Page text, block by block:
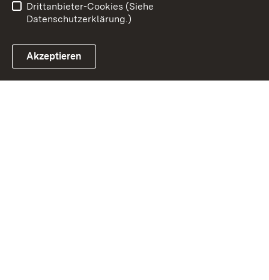
Drittanbieter-Cookies (Siehe
Datenschutzerklärung.)
Akzeptieren